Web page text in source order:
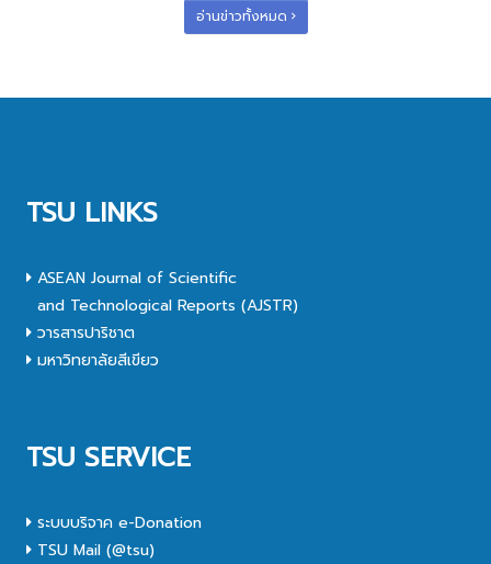
อ่านข่าวทั้งหมด
TSU LINKS
ASEAN Journal of Scientific
and Technological Reports (AJSTR)
วารสารปาริชาต
มหาวิทยาลัยสีเขียว
TSU SERVICE
ระบบบริจาค e-Donation
TSU Mail (@tsu)